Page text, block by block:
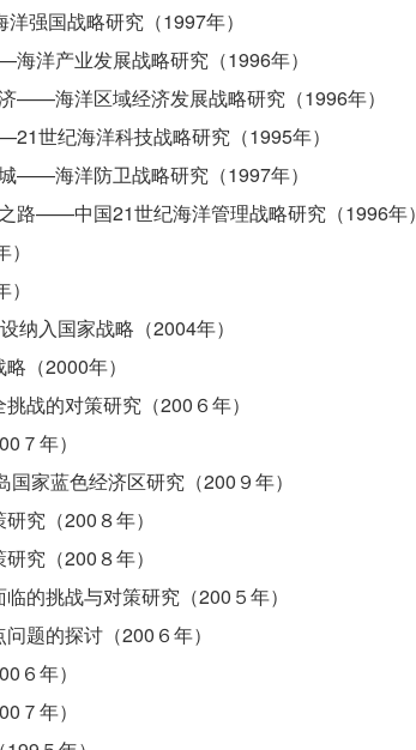
强国战略研究（1997年）
洋产业发展战略研究（1996年）
——海洋区域经济发展战略研究（1996年）
世纪海洋科技战略研究（1995年）
——海洋防卫战略研究（1997年）
路——中国21世纪海洋管理战略研究（1996年）
纳入国家战略（2004年）
（2000年）
战的对策研究（200６年）
７年）
家蓝色经济区研究（200９年）
究（200８年）
究（200８年）
的挑战与对策研究（200５年）
题的探讨（200６年）
６年）
７年）